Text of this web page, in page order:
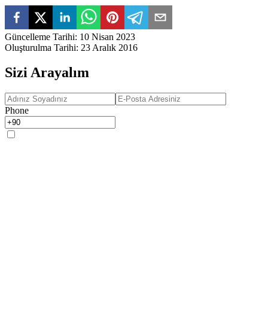
Güncelleme Tarihi: 10 Nisan 2023
Oluşturulma Tarihi: 23 Aralık 2016
Sizi Arayalım
Phone